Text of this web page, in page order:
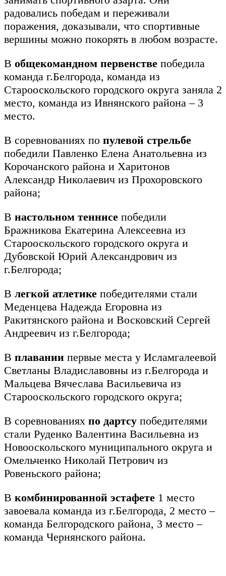
радовались победам и переживали
поражения, доказывали, что спортивные
вершины можно покорять в любом возрасте.
В общекомандном первенстве победила
команда г.Белгорода, команда из
Старооскольского городского округа заняла 2
место, команда из Ивнянского района – 3
место.
В соревнованиях по пулевой стрельбе
победили Павленко Елена Анатольевна из
Корочанского района и Харитонов
Александр Николаевич из Прохоровского
района;
В настольном теннисе победили
Бражникова Екатерина Алексеевна из
Старооскольского городского округа и
Дубовской Юрий Александрович из
г.Белгорода;
В легкой атлетике победителями стали
Меденцева Надежда Егоровна из
Ракитянского района и Восковский Сергей
Андреевич из г.Белгорода;
В плавании первые места у Исламгалеевой
Светланы Владиславовны из г.Белгорода и
Мальцева Вячеслава Васильевича из
Старооскольского городского округа;
В соревнованиях по дартсу победителями
стали Руденко Валентина Васильевна из
Новооскольского муниципального округа и
Омельченко Николай Петрович из
Ровеньского района;
В комбинированной эстафете 1 место
завоевала команда из г.Белгорода, 2 место –
команда Белгородского района, 3 место –
команда Чернянского района.